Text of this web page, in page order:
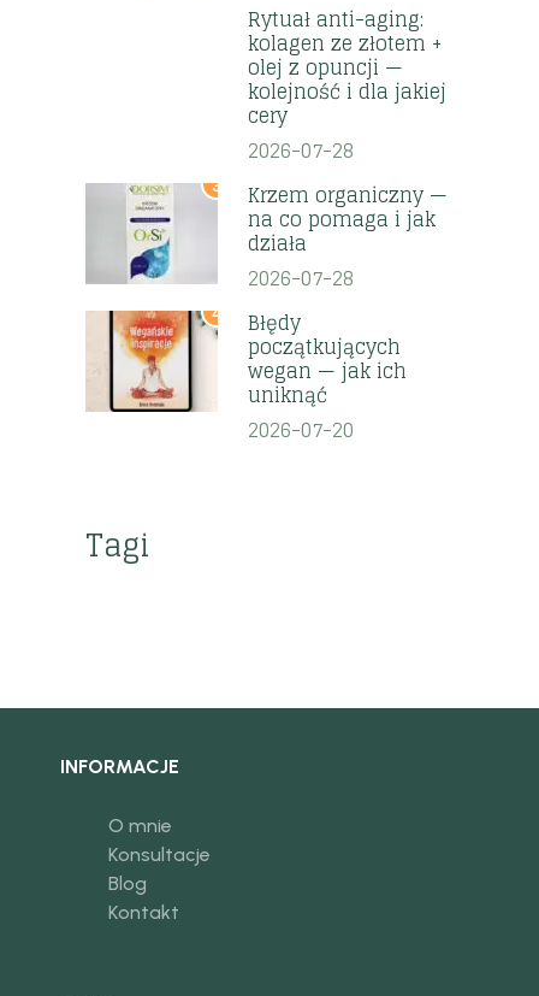
Rytuał anti-aging:
kolagen ze złotem +
olej z opuncji —
kolejność i dla jakiej
cery
2026-07-28
3 Krzem organiczny —
na co pomaga i jak
działa
2026-07-28
4 Błędy
początkujących
wegan — jak ich
uniknąć
2026-07-20
Tagi
INFORMACJE
O mnie
Konsultacje
Blog
Kontakt